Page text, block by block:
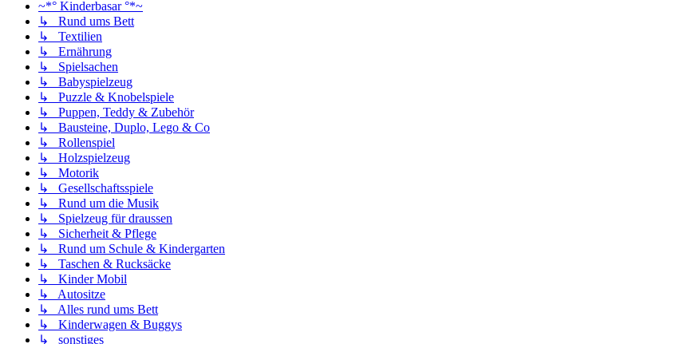
~*° Kinderbasar °*~
↳ Rund ums Bett
↳ Textilien
↳ Ernährung
↳ Spielsachen
↳ Babyspielzeug
↳ Puzzle & Knobelspiele
↳ Puppen, Teddy & Zubehör
↳ Bausteine, Duplo, Lego & Co
↳ Rollenspiel
↳ Holzspielzeug
↳ Motorik
↳ Gesellschaftsspiele
↳ Rund um die Musik
↳ Spielzeug für draussen
↳ Sicherheit & Pflege
↳ Rund um Schule & Kindergarten
↳ Taschen & Rucksäcke
↳ Kinder Mobil
↳ Autositze
↳ Alles rund ums Bett
↳ Kinderwagen & Buggys
↳ sonstiges